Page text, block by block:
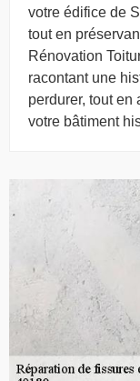
votre édifice de
tout en
Rénovation
racontant une
perdurer, tout en
votre bâtiment